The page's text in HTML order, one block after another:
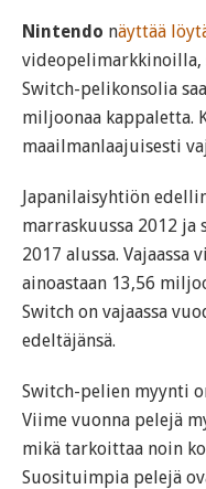
Nintendo näyttää
Switch-pelikonsolia
miljoonaa kappaletta.
maailmanlaajuisesti
Japanilaisyhtiön
marraskuussa 2012
2017 alussa. Vajaassa
ainoastaan 13,56
Switch on vajaassa
edeltäjänsä.
Switch-pelien myynti
Viime vuonna pelejä
mikä tarkoittaa noin
Suosituimpia pelejä